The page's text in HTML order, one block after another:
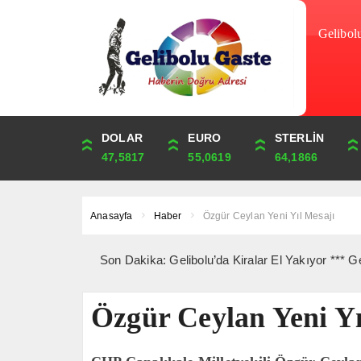
DOLAR
47,5817
EURO
55,0619
STERLİN
64,1866
ONS
4,265,58
ALTIN
6,527,46
ÇEYREK
10,672,40
Anasayfa Haber Özgür Ceylan Yeni Yıl Mesajı
Son Dakika: Gelibolu’da Kiralar El Yakıyor ***
Özgür Ceylan Yeni